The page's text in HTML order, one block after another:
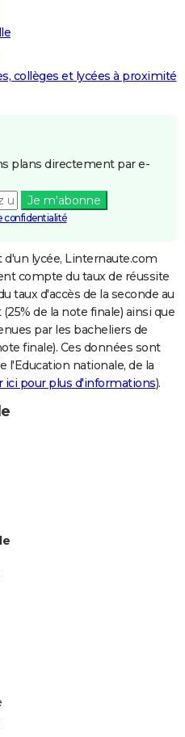
collèges et lycées à proximité
plans directement par e-
Je m'abonne
confidentialité
lycée, Linternaute.com
compte du taux de réussite
taux d'accès de la seconde au
de la note finale) ainsi que
par les bacheliers de
finale). Ces données sont
l'Education nationale, de la
ici pour plus d'informations).